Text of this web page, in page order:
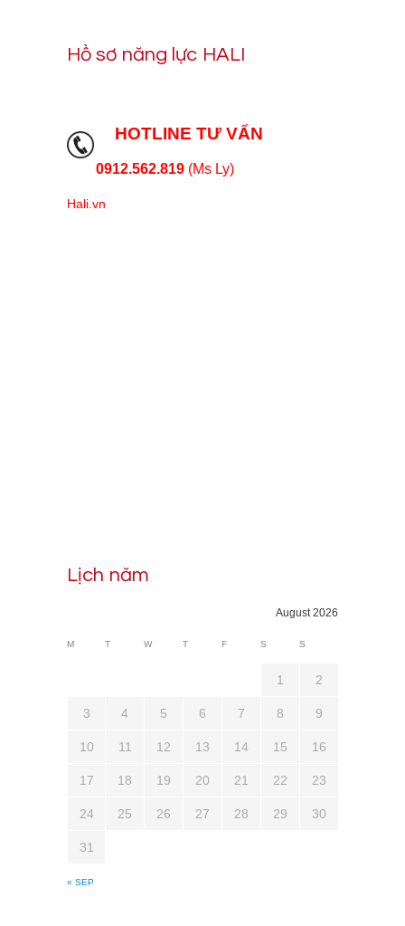
Hồ sơ năng lực HALI
HOTLINE TƯ VẤN
0912.562.819 (Ms Ly)
Hali.vn
Lịch năm
August 2026
M T W T F S S
« SEP
1 2
3 4 5 6 7 8 9
10 11 12 13 14 15 16
17 18 19 20 21 22 23
24 25 26 27 28 29 30
31